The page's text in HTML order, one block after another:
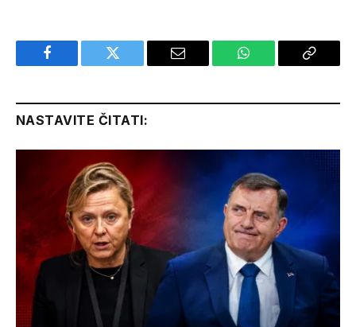
Facebook Twitter Email WhatsApp Copy
NASTAVITE ČITATI: